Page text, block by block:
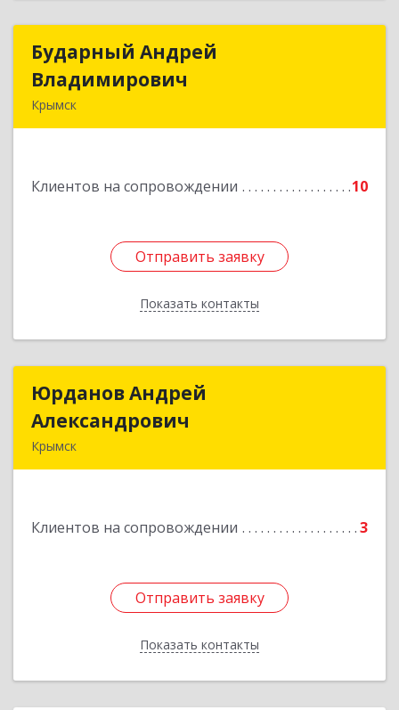
Бударный Андрей
Владимирович
Крымск
Клиентов на сопровождении 10
Отправить заявку
Показать контакты
Бударный Андрей
Подробнее
Отправить заявку
Назад
Юрданов Андрей
Александрович
Крымск
Клиентов на сопровождении 3
Отправить заявку
Показать контакты
Юрданов Андрей
Подробнее
Отправить заявку
Назад